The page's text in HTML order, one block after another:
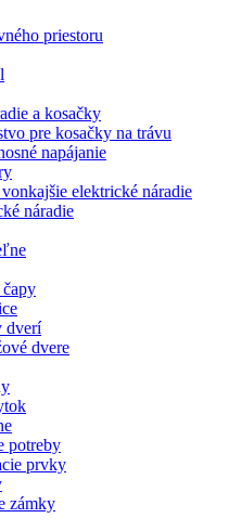
priestoru
a kosačky
pre kosačky na trávu
napájanie
elektrické náradie
náradie
dverí
dvere
potreby
prvky
zámky